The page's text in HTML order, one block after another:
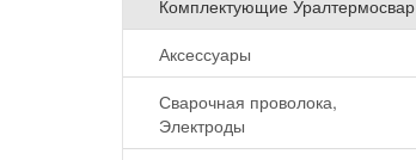
Комплектующие Уралтермосвар
Аксессуары
Сварочная проволока,
Электроды